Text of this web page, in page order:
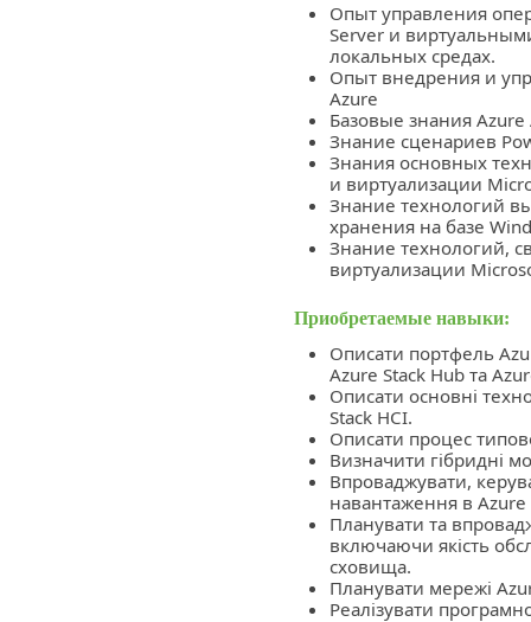
Опыт управления
Server и
локальных средах.
Опыт внедрения и
Azure
Базовые знания
Знание сценариев
Знания основных
и виртуализации
Знание технологий
хранения на базе
Знание технологий,
виртуализации
Приобретаемые навыки:
Описати портфель
Azure Stack Hub та
Описати основні
Stack HCI.
Описати процес
Визначити гібридні
Впроваджувати,
навантаження в Azure
Планувати та
включаючи якість
сховища.
Планувати мережі
Реалізувати